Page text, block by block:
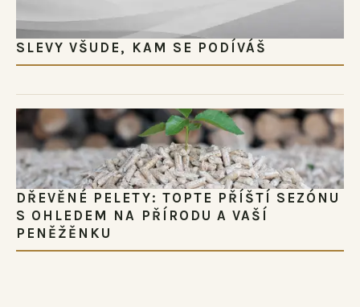
SLEVY VŠUDE, KAM SE PODÍVÁŠ
DŘEVĚNÉ PELETY: TOPTE PŘÍŠTÍ SEZÓNU
S OHLEDEM NA PŘÍRODU A VAŠÍ
PENĚŽĚNKU